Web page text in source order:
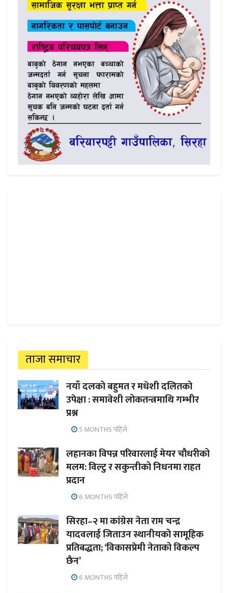
ताजा समाचार
नयाँ दलको बहुमत र मधेशी दलितको
उपेक्षा : समावेशी लोकतन्त्रमाथि गम्भीर
प्रश्न
5 MONTHS पहिले
लहानका विपन्न परिवारलाई मेयर चौधरीको
मलम: विल्टु र सकुन्तीको निधनमा राहत
प्रदान
6 MONTHS पहिले
सिरहा–२ मा कांग्रेस नेता राम चन्द्र
यादवलाई जिताउन स्थानीयको सामूहिक
प्रतिबद्धता; ‘विकासप्रेमी नेताको विकल्प
छैन’
6 MONTHS पहिले